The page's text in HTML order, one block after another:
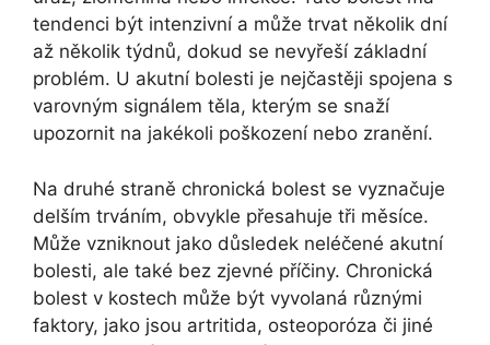
tendenci být intenzivní a může trvat několik dní
až několik týdnů, dokud se nevyřeší základní
problém. U akutní bolesti je nejčastěji spojena s
varovným signálem těla, kterým se snaží
upozornit na jakékoli poškození nebo zranění.
Na druhé straně chronická bolest se vyznačuje
delším trváním, obvykle přesahuje tři měsíce.
Může vzniknout jako důsledek neléčené akutní
bolesti, ale také bez zjevné příčiny. Chronická
bolest v kostech může být vyvolaná různými
faktory, jako jsou artritida, osteoporóza či jiné